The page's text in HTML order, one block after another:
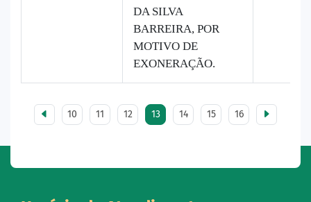
DA SILVA
BARREIRA, POR
MOTIVO DE
EXONERAÇÃO.
10 11 12 13 14 15 16